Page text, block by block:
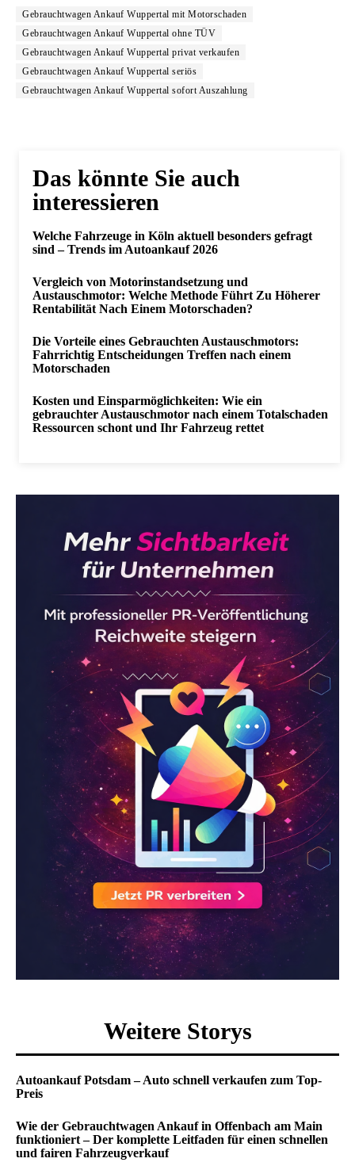
Gebrauchtwagen Ankauf Wuppertal mit Motorschaden
Gebrauchtwagen Ankauf Wuppertal ohne TÜV
Gebrauchtwagen Ankauf Wuppertal privat verkaufen
Gebrauchtwagen Ankauf Wuppertal seriös
Gebrauchtwagen Ankauf Wuppertal sofort Auszahlung
Das könnte Sie auch
interessieren
Welche Fahrzeuge in Köln aktuell besonders gefragt
sind – Trends im Autoankauf 2026
Vergleich von Motorinstandsetzung und
Austauschmotor: Welche Methode Führt Zu Höherer
Rentabilität Nach Einem Motorschaden?
Die Vorteile eines Gebrauchten Austauschmotors:
Fahrrichtig Entscheidungen Treffen nach einem
Motorschaden
Kosten und Einsparmöglichkeiten: Wie ein
gebrauchter Austauschmotor nach einem Totalschaden
Ressourcen schont und Ihr Fahrzeug rettet
Weitere Storys
Autoankauf Potsdam – Auto schnell verkaufen zum Top-
Preis
Wie der Gebrauchtwagen Ankauf in Offenbach am Main
funktioniert – Der komplette Leitfaden für einen schnellen
und fairen Fahrzeugverkauf